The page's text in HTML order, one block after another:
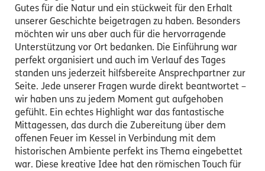
Gutes für die Natur und ein stückweit für den Erhalt
unserer Geschichte beigetragen zu haben. Besonders
möchten wir uns aber auch für die hervorragende
Unterstützung vor Ort bedanken. Die Einführung war
perfekt organisiert und auch im Verlauf des Tages
standen uns jederzeit hilfsbereite Ansprechpartner zur
Seite. Jede unserer Fragen wurde direkt beantwortet –
wir haben uns zu jedem Moment gut aufgehoben
gefühlt. Ein echtes Highlight war das fantastische
Mittagessen, das durch die Zubereitung über dem
offenen Feuer im Kessel in Verbindung mit dem
historischen Ambiente perfekt ins Thema eingebettet
war. Diese kreative Idee hat den römischen Touch für